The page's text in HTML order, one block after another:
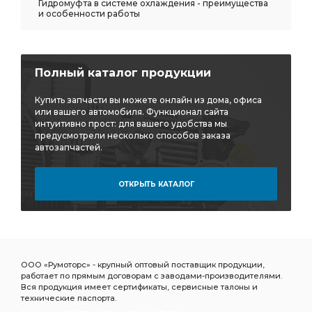
КАПОТА АЗ УРАЛ ФИЛЬТРА АЗ УРАЛ
Редуктор переднего
Редуктор переднего моста передний АЗ УРАЛ
глушителя передняя ручником АЗ УРАЛ
Кронштейн передней
Баллон воздушный Барабан тормозной
Кабина в сборе 1-ой
Кабина в сборе 1-ой комплектации сборе 1-ой
приемная глушителя передняя Цилиндр тормозной
Щиток приборов
Гидромуфта в системе охлаждения - преимущества
и особенности работы
Полный каталог продукции
Купить запчасти вы можете онлайн из дома, офиса
или вашего автомобиля. Функционал сайта
интуитивно прост: для вашего удобства мы
предусмотрели несколько способов заказа
автозапчастей.
ОТКРЫТЬ КАТАЛОГ
ООО «Румоторс» - крупный оптовый поставщик продукции,
работает по прямым договорам с заводами-производителями.
Вся продукция имеет сертификаты, сервисные талоны и
технические паспорта.